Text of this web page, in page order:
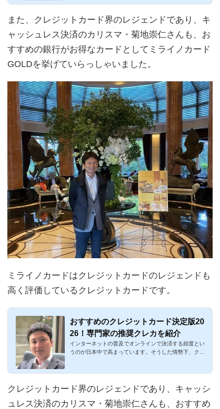
また、クレジットカード界のレジェンドであり、キ
ャッシュレス決済のカリスマ・菊地崇仁さんも、お
すすめの銀行がお得なカードとしてミライノカード
GOLDを挙げていらっしゃいました。
ミライノカードはクレジットカードのレジェンドも
高く評価しているクレジットカードです。
おすすめのクレジットカード決定版20
26！専門家の推奨クレカを紹介
インターネットの普及でオンラインで決済する頻度とい
うのが日本中で高まっています。そうした情勢下、クレ
クレジットカード界のレジェンドであり、キャッシ
ュレス決済のカリスマ・菊地崇仁さんも、おすすめ